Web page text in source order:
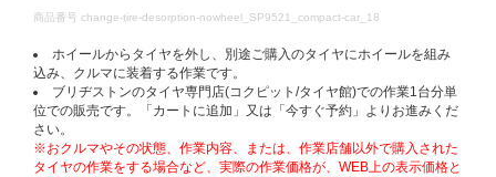
DETAILS
商品番号 change-tire-desorption-nowheel_SP9521_compact-car_18
ホイールからタイヤを外し、別途ご購入のタイヤにホイールを組み
込み、クルマに装着する作業です。
ブリヂストンのタイヤ専門店(コクピット/タイヤ館)での作業1台分単
位での販売です。「カートに追加」又は「今すぐ予約」よりお進みくだ
さい。
※おクルマやその状態、作業内容、または、作業店舗以外で購入された
タイヤの作業をする場合など、実際の作業価格が、WEB上の表示価格と